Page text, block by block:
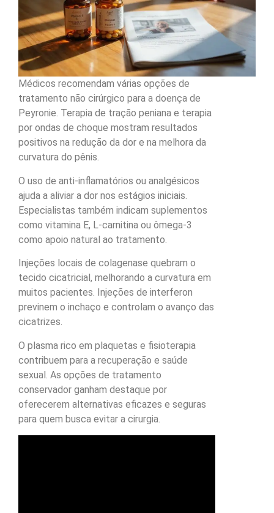
Médicos recomendam várias opções de
tratamento não cirúrgico para a doença de
Peyronie. Terapia de tração peniana e terapia
por ondas de choque mostram resultados
positivos na redução da dor e na melhora da
curvatura do pênis.
O uso de anti-inflamatórios ou analgésicos
ajuda a aliviar a dor nos estágios iniciais.
Especialistas também indicam suplementos
como vitamina E, L-carnitina ou ômega-3
como apoio natural ao tratamento.
Injeções locais de colagenase quebram o
tecido cicatricial, melhorando a curvatura em
muitos pacientes. Injeções de interferon
previnem o inchaço e controlam o avanço das
cicatrizes.
O plasma rico em plaquetas e fisioterapia
contribuem para a recuperação e saúde
sexual. As opções de tratamento
conservador ganham destaque por
oferecerem alternativas eficazes e seguras
para quem busca evitar a cirurgia.